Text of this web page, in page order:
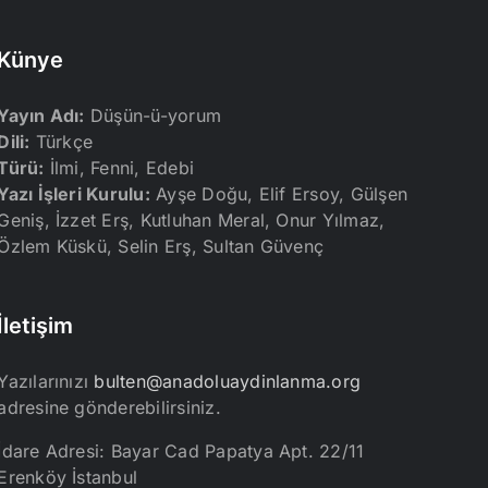
Adı: Düşün-ü-yorum
Türkçe
İlmi, Fenni, Edebi
İşleri Kurulu: Ayşe Doğu, Elif Ersoy, Gülşen
İzzet Erş, Kutluhan Meral, Onur Yılmaz,
Küskü, Selin Erş, Sultan Güvenç
bulten@anadoluaydinlanma.org
gönderebilirsiniz.
Adresi: Bayar Cad Papatya Apt. 22/11
İstanbul